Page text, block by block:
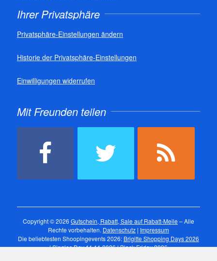
Ihrer Privatsphäre
Privatsphäre-Einstellungen ändern
Historie der Privatsphäre-Einstellungen
Einwilligungen widerrufen
Mit Freunden teilen
Copyright © 2026 Gutschein, Rabatt, Sale auf Rabatt-Meile – Alle
Rechte vorbehalten. Datenschutz | Impressum
Die beliebtesten Shoopingevents 2026: Brigitte Shopping Days 2026
|Singles Day 11.11.2026|Black Friday 2026